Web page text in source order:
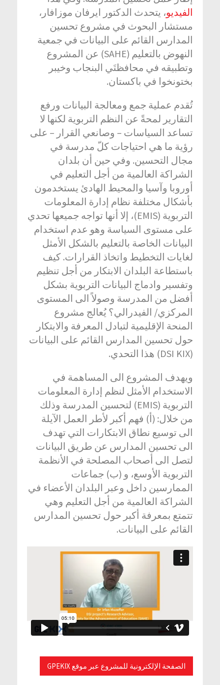
الفيديو، يتحدث الدكتور ايرفان موزافار،
مستشار البحوث في مشروع تحسين
المدارس القائم على البيانات في جمعية
النهوض بالتعليم (SAHE) عن المشروع
وتطبيقه في محافظتَي البنجاب وخيبر
بختونخوا في باكستان.
تُقدم عملية جمع ومعالجة البيانات ورفع
التقارير لمحةً عن النظم التربوية لكنها لا
تساعد السياسات – وصانعي القرار – على
رؤية ما هي احتياجات كلّ مدرسة في
مجال التحسين. وفي حين أن بلدان
الشراكة العالمية من أجل التعليم في
أوروبا وآسيا والمحيط الهادئ يستخدمون
بأشكال مختلفة نظام إدارة المعلومات
التربوية (EMIS)، إلا أنها تواجه جميعها تحدي
على مستوى السياسة وهو عدم استخدام
البيانات الخاصة بالتعليم بالشكل الأمثل
لغايات التخطيط واتخاذ القرارات. كيف
باستطاعة البلدان الابتكار من أجل تنظيم
وتفسير وادماج البيانات التربوية بشكل
أفضل من المدرسة وصولاً الى المستوى
المركزي/ الفيدرالي؟ يُعالج مشروع
المنحة الإقليمية لتبادل المعرفة والابتكار
حول تحسين المدارس القائم على البيانات
(DSI KIX) هذا التحدي.
ويهدف المشروع الى المساهمة في
الاستخدام الأمثل لنظم إدارة المعلومات
التربوية (EMIS) لتحسين المدرسة وذلك
من خلال: (أ) فهم أكبر لأطر العمل الآيلة
الى توسيع نطاق الابتكارات التي تهدف
الى تحسين المدارس عن طريق البيانات
لتصل الى أصحاب المصلحة في الأنظمة
التربوية الأوسع، و (ب) جماعات
الممارسين داخل وعبر البلدان الأعضاء في
الشراكة العالمية من أجل التعليم وهي
تتمتع بمعرفة أكبر حول تحسين المدارس
القائم على البيانات.
الصفحة الإلكترونية للمشروع عبر موقع GPEKIX